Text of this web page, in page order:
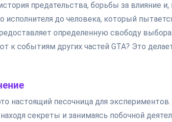
предательства, борьбы за влияние
исполнителя до человека, который
определенную свободу
событиям других частей GTA? Это
настоящий песочница для
секреты и занимаясь побочной